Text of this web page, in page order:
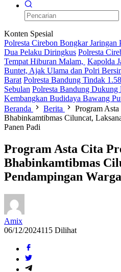
Konten Spesial
Polresta Cirebon Bongkar Jaringan
Dua Pelaku Diringkus Polresta
Tempat Hiburan Malam, Kapolda
Buntet, Ajak Ulama dan Polri
Barat Polresta Bandung Tindak
Sebulan Polresta Bandung Dukung
Kembangkan Budidaya Bawang
Beranda
Berita
Program
Bhabinkamtibmas Ciluncat,
Panen Padi
Program Asta Cita
Bhabinkamtibmas
Pendampingan
Amix
06/12/2024115 Dilihat